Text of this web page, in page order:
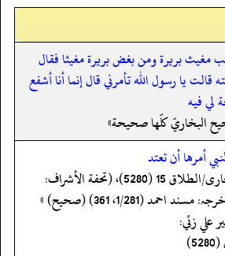
بريرة ومن بغض بريرة مغيثا فقال
قالت يا رسول الله تأمرني قال إنما أنا أشفع
لي فيه
البخاريّ كلّها صحيحة»
أمرها أن تعتد
« صحیح البخاری/الطلاق 15 (5280)، (تحفة الأشراف:
علي زئي: